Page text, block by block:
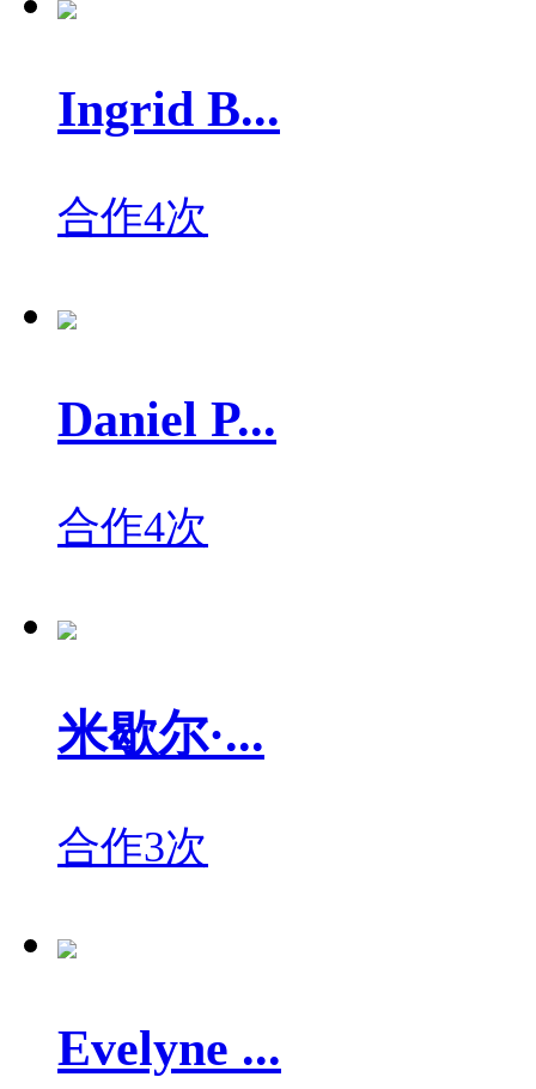
Ingrid B...
合作4次
Daniel P...
合作4次
米歇尔·...
合作3次
Evelyne ...